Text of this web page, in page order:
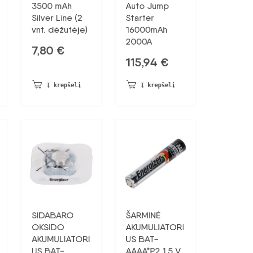
3500 mAh
Silver Line (2
vnt. dėžutėje)
7,80 €
Į krepšelį
Auto Jump
Starter
16000mAh
2000A
115,94 €
Į krepšelį
SIDABARO
OKSIDO
AKUMULIATORI
US BAT-
ŠARMINĖ
AKUMULIATORI
US BAT-
AAAA*P2 1,5 V